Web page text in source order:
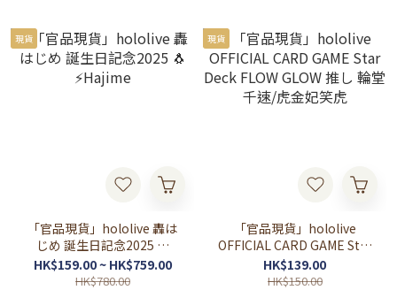
現貨
「官品現貨」hololive 轟は
じめ 誕生日記念2025 🐧
⚡Hajime
HK$159.00 ~ HK$759.00
HK$780.00
現貨
「官品現貨」hololive
OFFICIAL CARD GAME Star
Deck FLOW GLOW 推し 輪
堂千速/虎金妃笑虎
HK$139.00
HK$150.00